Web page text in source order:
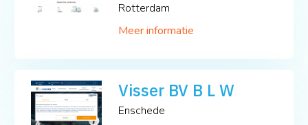
Rotterdam
Meer informatie
Visser BV B L W
Enschede